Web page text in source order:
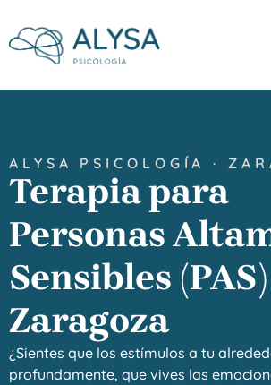
ALYSA PSICOLOGÍA ·
Terapia para
Personas
Sensibles
Zaragoza
¿Sientes que los estímulos a tu
profundamente, que vives las